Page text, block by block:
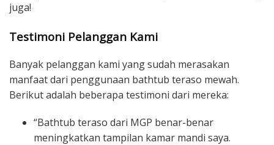
juga!
Testimoni Pelanggan Kami
Banyak pelanggan kami yang sudah merasakan
manfaat dari penggunaan bathtub teraso mewah.
Berikut adalah beberapa testimoni dari mereka:
“Bathtub teraso dari MGP benar-benar
meningkatkan tampilan kamar mandi saya.